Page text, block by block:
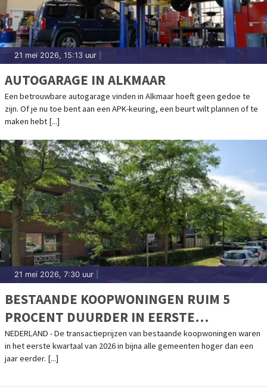
21 mei 2026, 15:13 uur
AUTOGARAGE IN ALKMAAR
Een betrouwbare autogarage vinden in Alkmaar hoeft geen gedoe te
zijn. Of je nu toe bent aan een APK-keuring, een beurt wilt plannen of te
maken hebt [...]
21 mei 2026, 7:30 uur
BESTAANDE KOOPWONINGEN RUIM 5
PROCENT DUURDER IN EERSTE
KWARTAAL
NEDERLAND - De transactieprijzen van bestaande koopwoningen waren
in het eerste kwartaal van 2026 in bijna alle gemeenten hoger dan een
jaar eerder. [...]